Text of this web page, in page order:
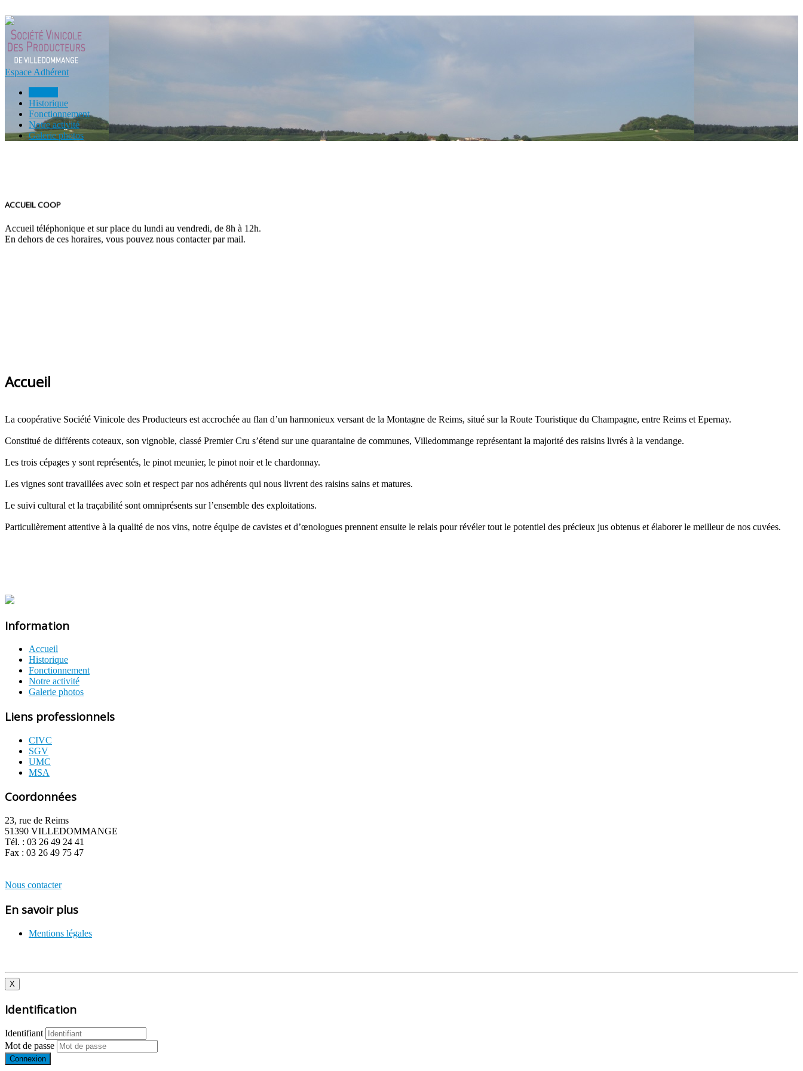
Espace Adhérent
Historique
Fonctionnement
Notre activité
Galerie photos
ACCUEIL COOP
Accueil téléphonique et sur place du lundi au vendredi, de 8h à 12h.
En dehors de ces horaires, vous pouvez nous contacter par mail.
Accueil
La coopérative Société Vinicole des Producteurs est accrochée au flan d’un harmonieux versant de la Montagne de Reims, situé sur la Route Touristique du Champagne, entre Reims et Epernay.
Constitué de différents coteaux, son vignoble, classé Premier Cru s’étend sur une quarantaine de communes, Villedommange représentant la majorité des raisins livrés à la vendange.
Les trois cépages y sont représentés, le pinot meunier, le pinot noir et le chardonnay.
Les vignes sont travaillées avec soin et respect par nos adhérents qui nous livrent des raisins sains et matures.
Le suivi cultural et la traçabilité sont omniprésents sur l’ensemble des exploitations.
Particulièrement attentive à la qualité de nos vins, notre équipe de cavistes et d’œnologues prennent ensuite le relais pour révéler tout le potentiel des précieux jus obtenus et élaborer le meilleur de nos cuvées.
Information
Accueil
Historique
Fonctionnement
Notre activité
Galerie photos
Liens professionnels
CIVC
SGV
UMC
MSA
Coordonnées
23, rue de Reims
51390 VILLEDOMMANGE
Tél. : 03 26 49 24 41
Fax : 03 26 49 75 47
Nous contacter
En savoir plus
Mentions légales
X
Identification
Identifiant
Mot de passe
Connexion